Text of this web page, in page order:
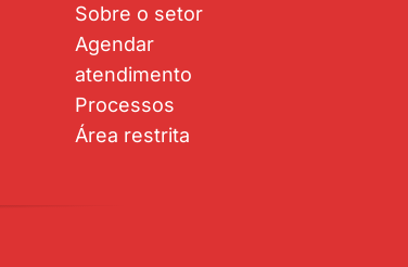
Sobre o setor
Agendar
atendimento
Processos
Área restrita